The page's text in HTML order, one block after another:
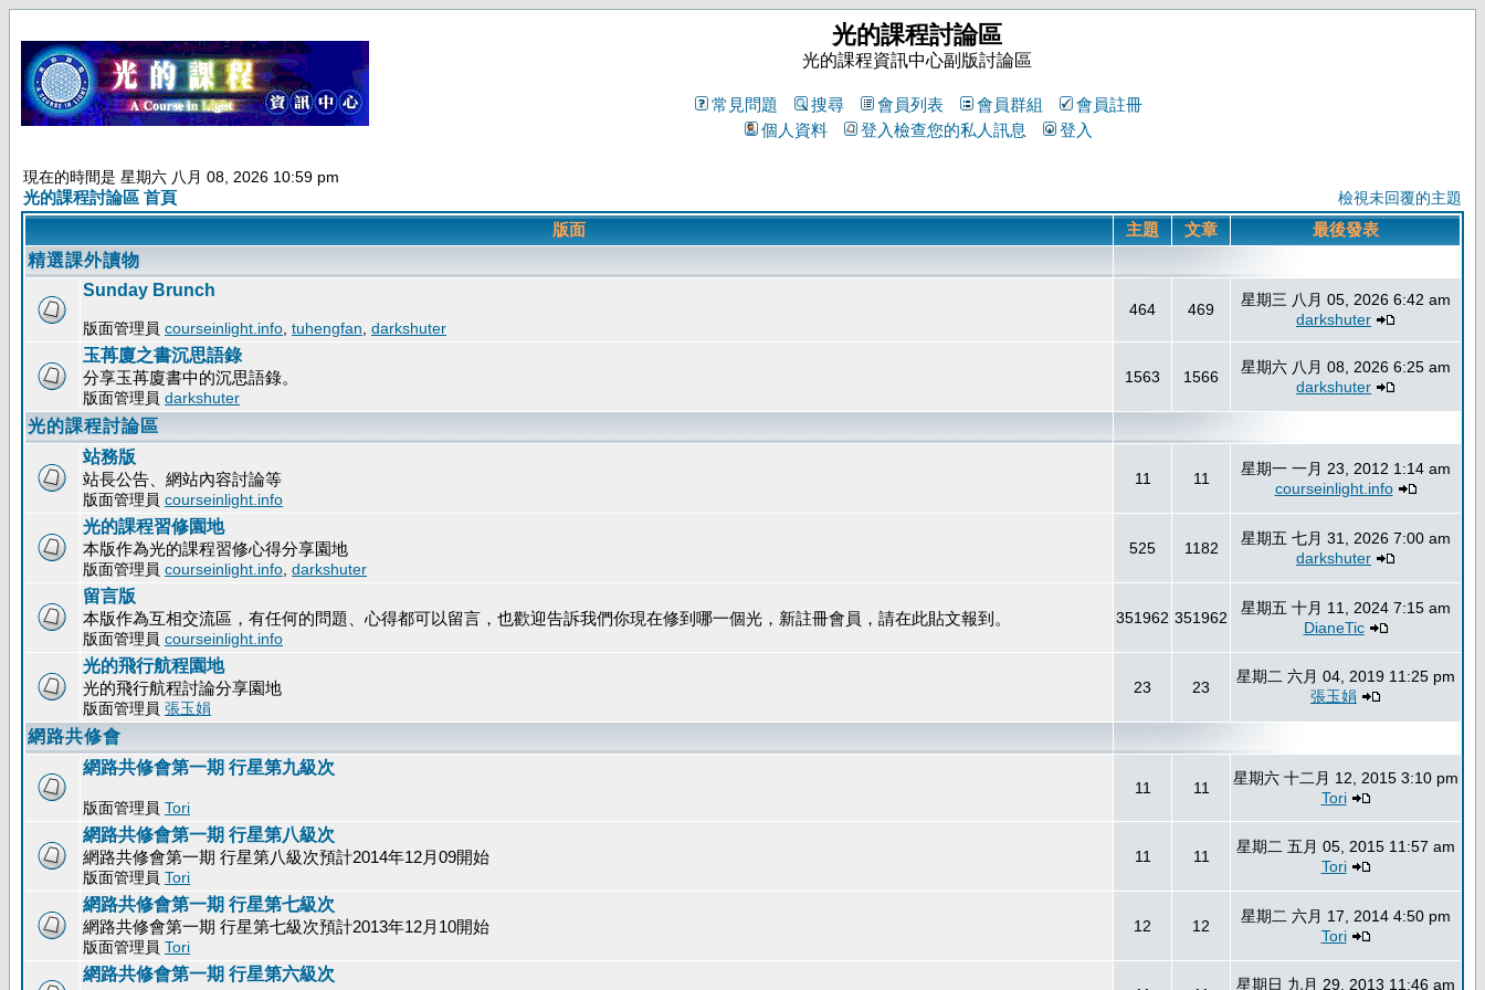
光的課程討論區
光的課程資訊中心副版討論區
常見問題 搜尋 會員列表 會員群組
會員註冊
個人資料
登入檢查您的私人訊息 登入
現在的時間是 星期六 八月 08, 2026 10:59 pm
光的課程討論區 首頁 檢視未回覆的主題
版面 主題 文章
最後發表
精選課外讀物
Sunday Brunch
版面管理員 courseinlight.info tuhengfan darkshuter
464 469
星期三 八月 05, 2026 6:42 am
darkshuter
玉苒廈之書沉思語錄
分享玉苒廈書中的沉思語錄。
版面管理員 darkshuter
1563 1566
星期六 八月 08, 2026 6:25 am
darkshuter
光的課程討論區
站務版
站長公告、網站內容討論等
版面管理員 courseinlight.info
11 11
星期一 一月 23, 2012 1:14 am
courseinlight.info
光的課程習修園地
本版作為光的課程習修心得分享園地
版面管理員 courseinlight.info darkshuter
525 1182
星期五 七月 31, 2026 7:00 am
darkshuter
留言版
本版作為互相交流區，有任何的問題、心得都可以留言，也歡迎告訴我們你現在修到哪一個光，新註冊會員，請在此貼文報到。
版面管理員 courseinlight.info
351962 351962
星期五 十月 11, 2024 7:15 am
DianeTic
光的飛行航程園地
光的飛行航程討論分享園地
版面管理員 張玉娟
23 23
星期二 六月 04, 2019 11:25 pm
張玉娟
網路共修會
網路共修會第一期 行星第九級次
版面管理員 Tori
11 11
星期六 十二月 12, 2015 3:10 pm
Tori
網路共修會第一期 行星第八級次
網路共修會第一期 行星第八級次預計2014年12月09開始
版面管理員 Tori
11 11
星期二 五月 05, 2015 11:57 am
Tori
網路共修會第一期 行星第七級次
網路共修會第一期 行星第七級次預計2013年12月10開始
版面管理員 Tori
12 12
星期二 六月 17, 2014 4:50 pm
Tori
網路共修會第一期 行星第六級次
星期日 九月 29, 2013 11:46 am